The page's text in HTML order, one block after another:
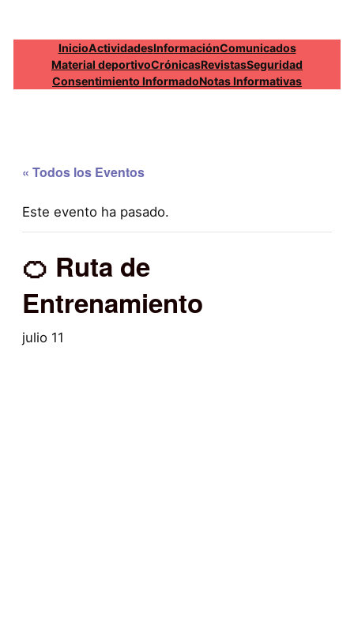
InicioActividadesInformaciónComunicados
Material deportivoCrónicasRevistasSeguridad
Consentimiento InformadoNotas Informativas
« Todos los Eventos
Este evento ha pasado.
🍊 Ruta de
Entrenamiento
julio 11